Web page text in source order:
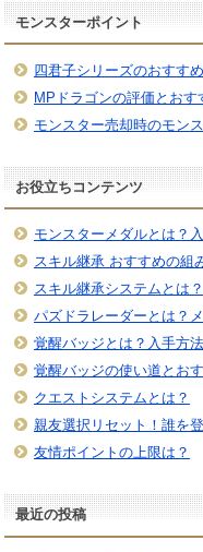
モンスターポイント
四君子シリーズのおすす
MPドラゴンの評価とおす
モンスター売却時のモン
お役立ちコンテンツ
モンスターメダルとは？
スキル継承 おすすめの組
スキル継承システムとは？
パズドラレーダーとは？
覚醒バッジとは？入手方
覚醒バッジの使い道とお
クエストシステムとは？
親友選択リセット！誰を
友情ポイントの上限は？
最近の投稿